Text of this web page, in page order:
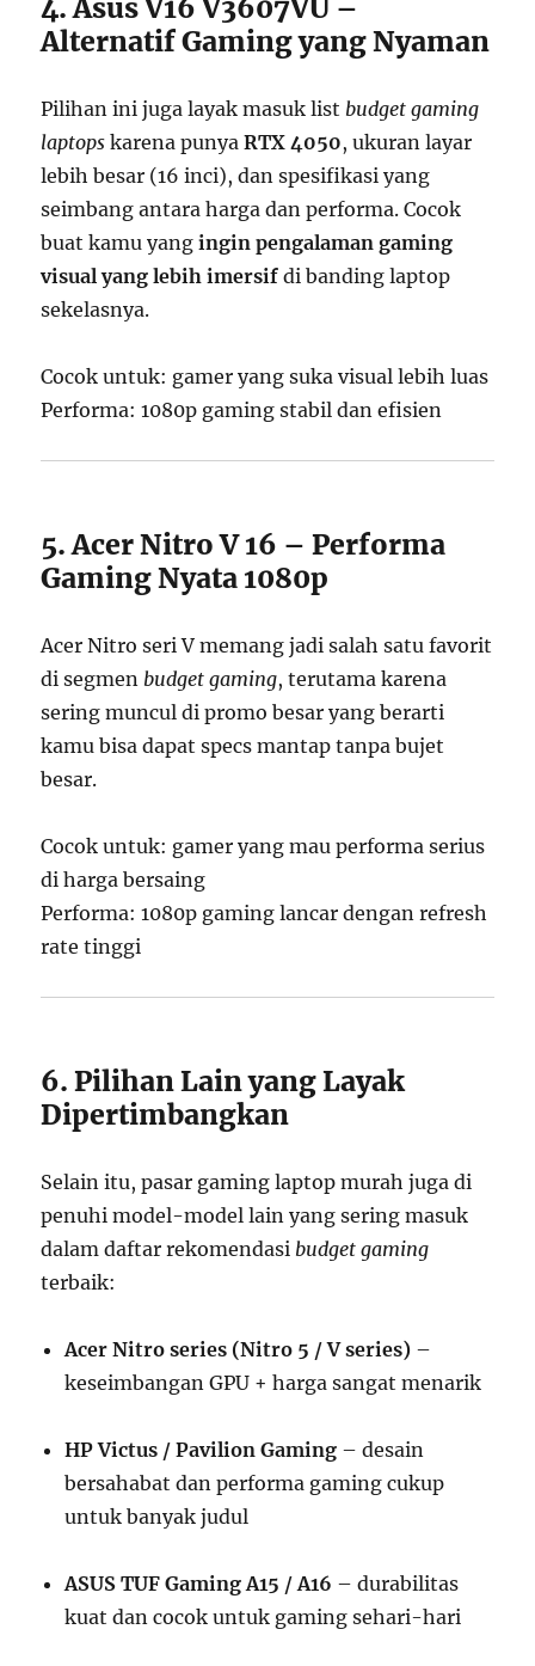
4. Asus V16 V3607VU –
Alternatif Gaming yang Nyaman
Pilihan ini juga layak masuk list budget gaming
laptops karena punyaRTX 4050, ukuran layar
lebih besar (16 inci), dan spesifikasi yang
seimbang antara harga dan performa. Cocok
buat kamu yangingin pengalaman gaming
visual yang lebih imersif di banding laptop
sekelasnya.
Cocok untuk: gamer yang suka visual lebih luas
Performa: 1080p gaming stabil dan efisien
5. Acer Nitro V 16 – Performa
Gaming Nyata 1080p
Acer Nitro seri V memang jadi salah satu favorit
di segmen budget gaming, terutama karena
sering muncul di promo besar yang berarti
kamu bisa dapat specs mantap tanpa bujet
besar.
Cocok untuk: gamer yang mau performa serius
di harga bersaing
Performa: 1080p gaming lancar dengan refresh
rate tinggi
6. Pilihan Lain yang Layak
Dipertimbangkan
Selain itu, pasar gaming laptop murah juga di
penuhi model-model lain yang sering masuk
dalam daftar rekomendasi budget gaming
terbaik:
Acer Nitro series (Nitro 5 / V series) –
keseimbangan GPU + harga sangat menarik
HP Victus / Pavilion Gaming – desain
bersahabat dan performa gaming cukup
untuk banyak judul
ASUS TUF Gaming A15 / A16 – durabilitas
kuat dan cocok untuk gaming sehari-hari